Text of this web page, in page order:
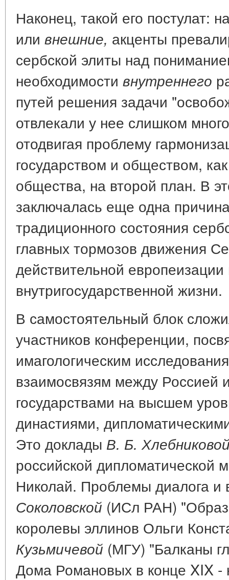
Наконец, такой его постулат:
или внешние, акценты
сербской элиты над
необходимости внутреннего
путей решения задачи
отвлекали у нее слишком
отодвигая проблему
государством и обществом,
общества, на второй план. В
заключалась еще одна
традиционного состояния
главных тормозов движения
действительной
внутригосударственной жизни.
В самостоятельный блок
участников конференции,
имагологическим
взаимосвязям между Россией
государствами на высшем
династиями,
Это доклады В. Б.
российской дипломатической
Николай. Проблемы диалога
Соколовской (ИСл РАН)
королевы эллинов Ольги
Кузьмичевой (МГУ) "Балканы
Дома Романовых в конце XIX -